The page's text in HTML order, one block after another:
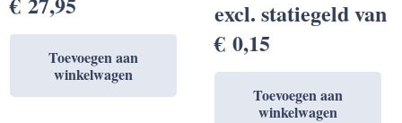
Toevoegen aan
winkelwagen
excl. statiegeld van
€ 0,15
Toevoegen aan
winkelwagen